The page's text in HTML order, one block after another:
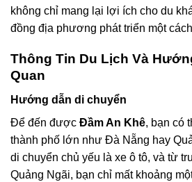
không chỉ mang lại lợi ích cho du
đồng địa phương phát triển một
Thông Tin Du Lịch Và
Quan
Hướng dẫn di chuyển
Để đến được Đầm An Khê, bạn có
thành phố lớn như Đà Nẵng hay
di chuyển chủ yếu là xe ô tô, và từ
Quảng Ngãi, bạn chỉ mất khoảng